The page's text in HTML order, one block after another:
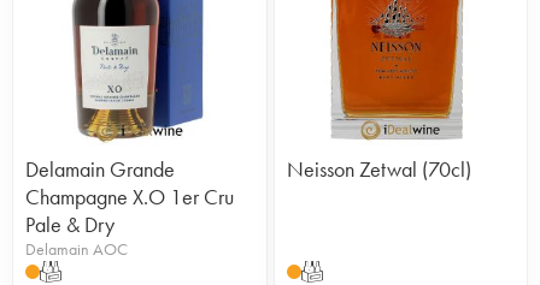
Delamain Grande
Champagne X.O 1er Cru
Pale & Dry
Delamain AOC
T
Neisson Zetwal (70cl)
T